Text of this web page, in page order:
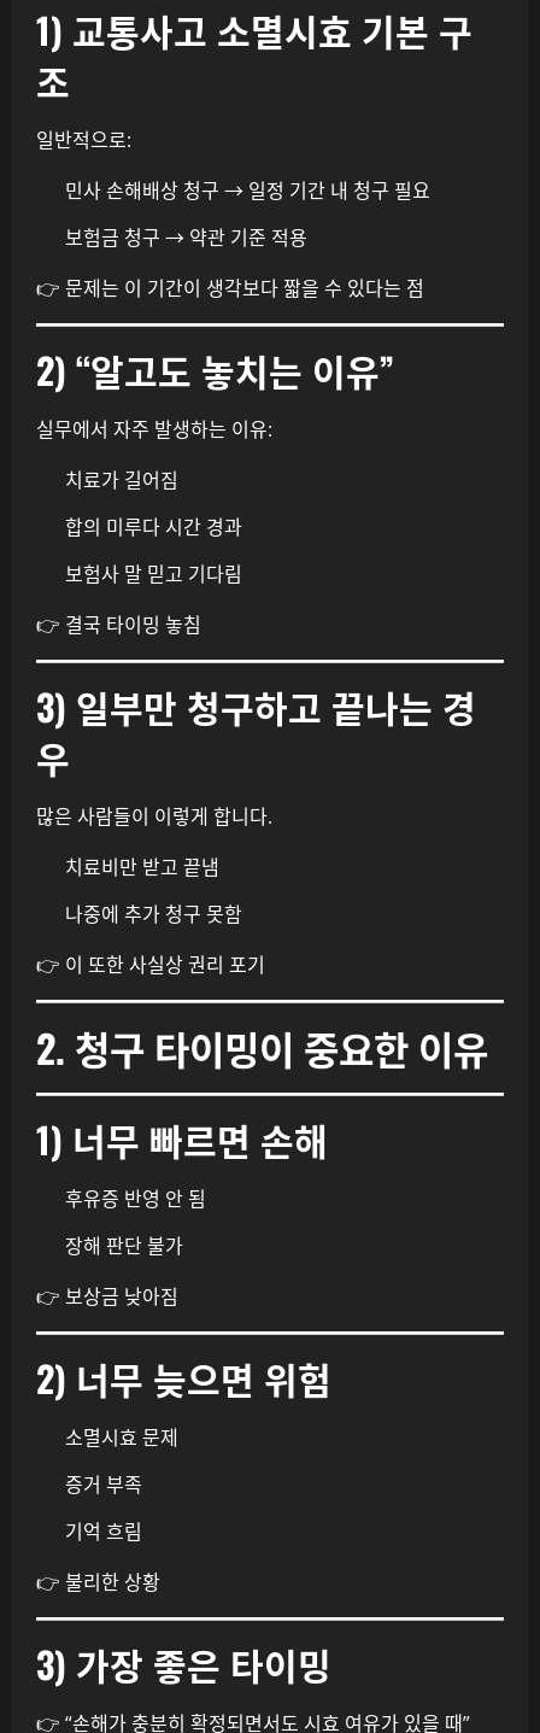
1) 교통사고 소멸시효 기본 구
조
일반적으로:
민사 손해배상 청구 → 일정 기간 내 청구 필요
보험금 청구 → 약관 기준 적용
👉 문제는 이 기간이 생각보다 짧을 수 있다는 점
2) “알고도 놓치는 이유”
실무에서 자주 발생하는 이유:
치료가 길어짐
합의 미루다 시간 경과
보험사 말 믿고 기다림
👉 결국 타이밍 놓침
3) 일부만 청구하고 끝나는 경
우
많은 사람들이 이렇게 합니다.
치료비만 받고 끝냄
나중에 추가 청구 못함
👉 이 또한 사실상 권리 포기
2. 청구 타이밍이 중요한 이유
1) 너무 빠르면 손해
후유증 반영 안 됨
장해 판단 불가
👉 보상금 낮아짐
2) 너무 늦으면 위험
소멸시효 문제
증거 부족
기억 흐림
👉 불리한 상황
3) 가장 좋은 타이밍
👉 “손해가 충분히 확정되면서도 시효 여유가 있을 때”